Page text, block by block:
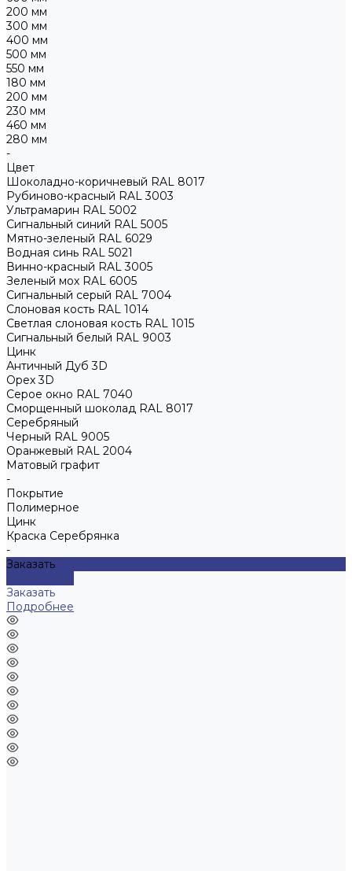
200 мм
300 мм
400 мм
500 мм
550 мм
180 мм
200 мм
230 мм
460 мм
280 мм
-
Цвет
Шоколадно-коричневый RAL 8017
Рубиново-красный RAL 3003
Ультрамарин RAL 5002
Сигнальный синий RAL 5005
Мятно-зеленый RAL 6029
Водная синь RAL 5021
Винно-красный RAL 3005
Зеленый мох RAL 6005
Сигнальный серый RAL 7004
Слоновая кость RAL 1014
Светлая слоновая кость RAL 1015
Сигнальный белый RAL 9003
Цинк
Античный Дуб 3D
Орех 3D
Серое окно RAL 7040
Сморщенный шоколад RAL 8017
Серебряный
Черный RAL 9005
Оранжевый RAL 2004
Матовый графит
-
Покрытие
Полимерное
Цинк
Краска Серебрянка
-
Заказать
Заказать
Подробнее